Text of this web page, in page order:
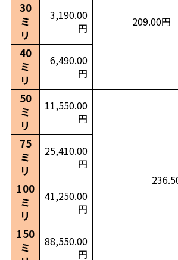
209.00円
30
ミ
リ
3,190.00
円
40
ミ
リ
6,490.00
円
50
ミ
リ
11,550.00
円
75
ミ
リ
25,410.00
円
100
ミ
リ
41,250.00
円
150
ミ
88,550.00
円